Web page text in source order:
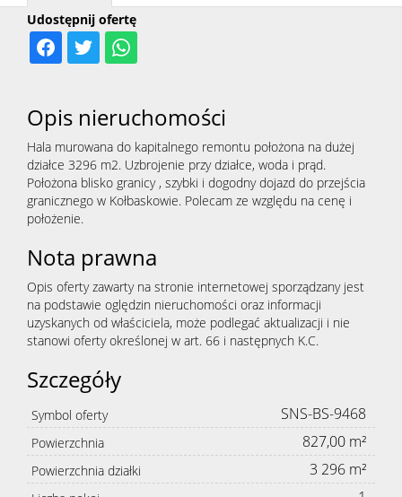
Udostępnij ofertę
Opis nieruchomości
Hala murowana do kapitalnego remontu położona na dużej
działce 3296 m2. Uzbrojenie przy działce, woda i prąd.
Położona blisko granicy , szybki i dogodny dojazd do przejścia
granicznego w Kołbaskowie. Polecam ze względu na cenę i
położenie.
Nota prawna
Opis oferty zawarty na stronie internetowej sporządzany jest
na podstawie oględzin nieruchomości oraz informacji
uzyskanych od właściciela, może podlegać aktualizacji i nie
stanowi oferty określonej w art. 66 i następnych K.C.
Szczegóły
Symbol oferty SNS-BS-9468
Powierzchnia 827,00 m²
Powierzchnia działki 3 296 m²